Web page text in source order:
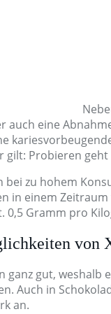
eine
gilt: Probieren
bei zu hohem
in einem
0,5 Gramm pro
von
ganz gut,
Auch in
an.